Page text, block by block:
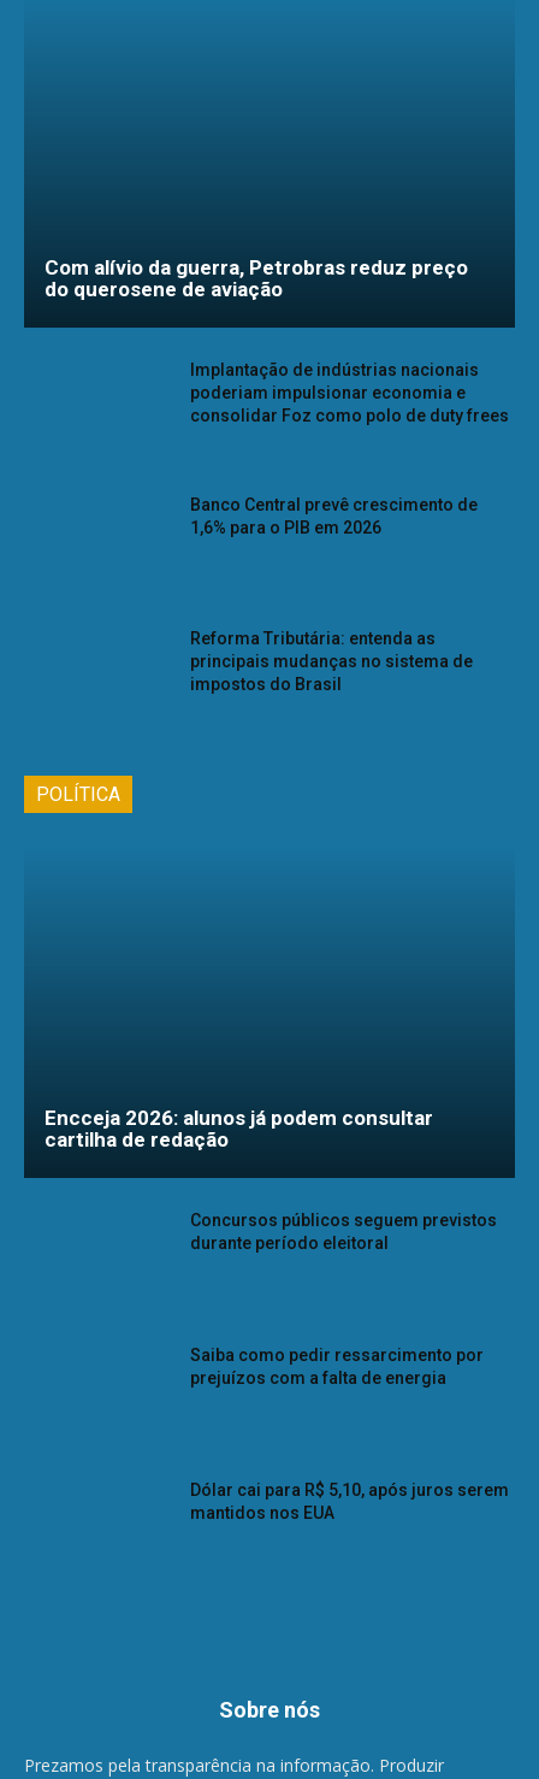
Com alívio da guerra, Petrobras reduz preço
do querosene de aviação
Implantação de indústrias nacionais
poderiam impulsionar economia e
consolidar Foz como polo de duty frees
Banco Central prevê crescimento de
1,6% para o PIB em 2026
Reforma Tributária: entenda as
principais mudanças no sistema de
impostos do Brasil
POLÍTICA
Encceja 2026: alunos já podem consultar
cartilha de redação
Concursos públicos seguem previstos
durante período eleitoral
Saiba como pedir ressarcimento por
prejuízos com a falta de energia
Dólar cai para R$ 5,10, após juros serem
mantidos nos EUA
Sobre nós
Prezamos pela transparência na informação. Produzir